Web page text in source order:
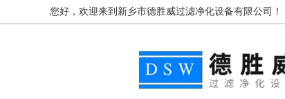
您好，欢迎来到新乡市德胜威过滤净化设备有限公司！